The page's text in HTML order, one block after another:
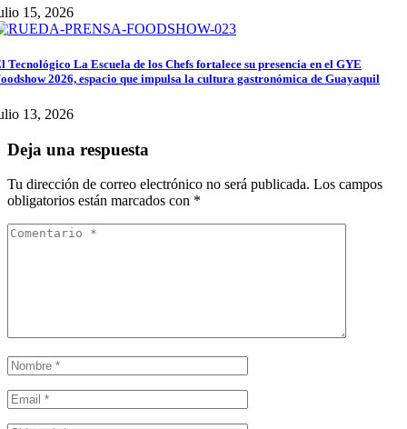
15, 2026
Tecnológico La Escuela de los Chefs fortalece su presencia en el GYE
2026, espacio que impulsa la cultura gastronómica de Guayaquil
13, 2026
Deja una respuesta
Tu dirección de correo electrónico no será publicada. Los campos
obligatorios están marcados con *